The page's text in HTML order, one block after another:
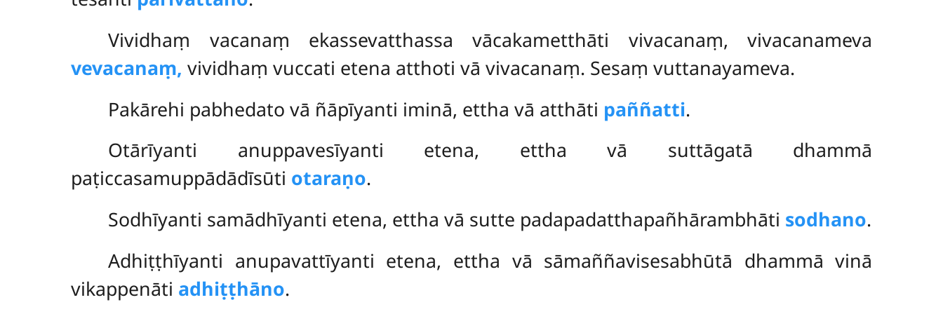
Vividhaṃ vacanaṃ ekassevatthassa vācakametthāti vivacanaṃ, vivacanameva
vevacanaṃ, vividhaṃ vuccati etena atthoti vā vivacanaṃ. Sesaṃ vuttanayameva.
Pakārehi pabhedato vā ñāpīyanti iminā, ettha vā atthāti paññatti.
Otārīyanti anuppavesīyanti etena, ettha vā suttāgatā dhammā
paṭiccasamuppādādīsūti otaraṇo.
Sodhīyanti samādhīyanti etena, ettha vā sutte padapadatthapañhārambhāti sodhano.
Adhiṭṭhīyanti anupavattīyanti etena, ettha vā sāmaññavisesabhūtā dhammā vinā
vikappenāti adhiṭṭhāno.